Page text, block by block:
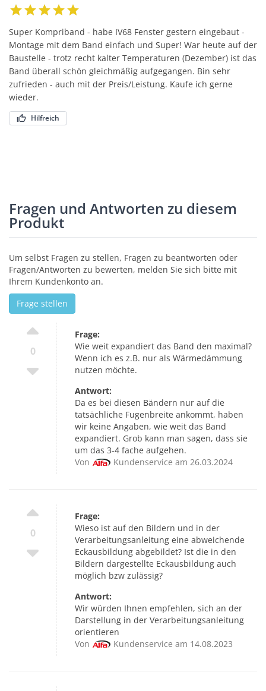
Super Kompriband - habe IV68 Fenster gestern eingebaut -
Montage mit dem Band einfach und Super! War heute auf der
Baustelle - trotz recht kalter Temperaturen (Dezember) ist das
Band überall schön gleichmäßig aufgegangen. Bin sehr
zufrieden - auch mit der Preis/Leistung. Kaufe ich gerne
wieder.
Hilfreich
Fragen und Antworten zu diesem
Produkt
Um selbst Fragen zu stellen, Fragen zu beantworten oder
Fragen/Antworten zu bewerten, melden Sie sich bitte mit
Ihrem Kundenkonto an.
Frage stellen
0
Frage:
Wie weit expandiert das Band den maximal?
Wenn ich es z.B. nur als Wärmedämmung
nutzen möchte.
Antwort:
Da es bei diesen Bändern nur auf die
tatsächliche Fugenbreite ankommt, haben
wir keine Angaben, wie weit das Band
expandiert. Grob kann man sagen, dass sie
um das 3-4 fache aufgehen.
Von
Kundenservice am 26.03.2024
0
Frage:
Wieso ist auf den Bildern und in der
Verarbeitungsanleitung eine abweichende
Eckausbildung abgebildet? Ist die in den
Bildern dargestellte Eckausbildung auch
möglich bzw zulässig?
Antwort:
Wir würden Ihnen empfehlen, sich an der
Darstellung in der Verarbeitungsanleitung
orientieren
Von
Kundenservice am 14.08.2023